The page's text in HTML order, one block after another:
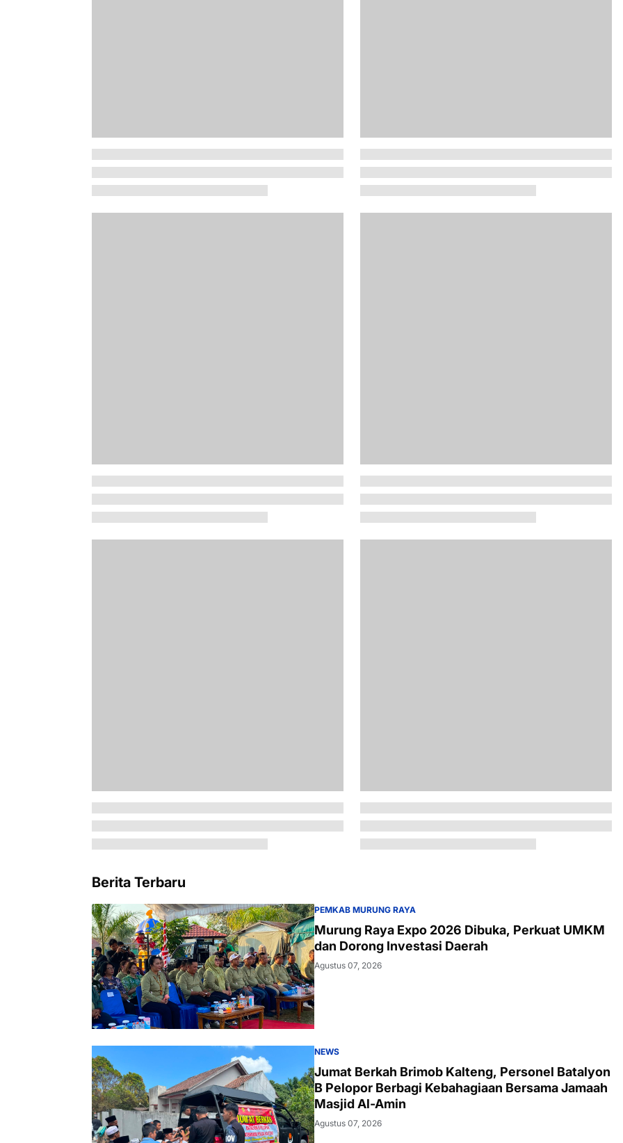
Berita Terbaru
PEMKAB MURUNG RAYA
Murung Raya Expo 2026 Dibuka, Perkuat UMKM
dan Dorong Investasi Daerah
Agustus 07, 2026
NEWS
Jumat Berkah Brimob Kalteng, Personel Batalyon
B Pelopor Berbagi Kebahagiaan Bersama Jamaah
Masjid Al-Amin
Agustus 07, 2026